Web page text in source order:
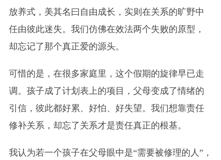
放养式，美其名曰自由成长，实则在关系的旷野中
任由彼此迷失。我们仿佛在效法两个失败的原型，
却忘记了那个真正爱的源头。
可惜的是，在很多家庭里，这个假期的旋律早已走
调。孩子成了计划表上的项目，父母变成了情绪的
引信，彼此都好累、好怕、好失望。我们想靠责任
修补关系，却忘了关系才是责任真正的根基。
我认为若一个孩子在父母眼中是“需要被修理的人”，